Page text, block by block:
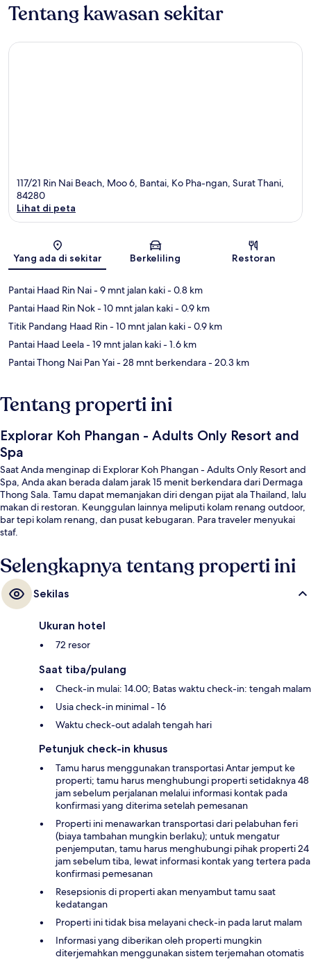
Tentang kawasan sekitar
117/21 Rin Nai Beach, Moo 6, Bantai, Ko Pha-ngan, Surat Thani,
84280
Lihat di peta
Yang ada di sekitar Berkeliling Restoran
Pantai Haad Rin Nai- 9 mnt jalan kaki- 0.8 km
Pantai Haad Rin Nok- 10 mnt jalan kaki- 0.9 km
Titik Pandang Haad Rin- 10 mnt jalan kaki- 0.9 km
Pantai Haad Leela- 19 mnt jalan kaki- 1.6 km
Pantai Thong Nai Pan Yai- 28 mnt berkendara- 20.3 km
Tentang properti ini
Explorar Koh Phangan - Adults Only Resort and
Spa
Saat Anda menginap di Explorar Koh Phangan - Adults Only Resort and
Spa, Anda akan berada dalam jarak 15 menit berkendara dari Dermaga
Thong Sala. Tamu dapat memanjakan diri dengan pijat ala Thailand, lalu
makan di restoran. Keunggulan lainnya meliputi kolam renang outdoor,
bar tepi kolam renang, dan pusat kebugaran. Para traveler menyukai
staf.
Selengkapnya tentang properti ini
Sekilas
Ukuran hotel
72 resor
Saat tiba/pulang
Check-in mulai: 14.00; Batas waktu check-in: tengah malam
Usia check-in minimal - 16
Waktu check-out adalah tengah hari
Petunjuk check-in khusus
Tamu harus menggunakan transportasi Antar jemput ke
properti; tamu harus menghubungi properti setidaknya 48
jam sebelum perjalanan melalui informasi kontak pada
konfirmasi yang diterima setelah pemesanan
Properti ini menawarkan transportasi dari pelabuhan feri
(biaya tambahan mungkin berlaku); untuk mengatur
penjemputan, tamu harus menghubungi pihak properti 24
jam sebelum tiba, lewat informasi kontak yang tertera pada
konfirmasi pemesanan
Resepsionis di properti akan menyambut tamu saat
kedatangan
Properti ini tidak bisa melayani check-in pada larut malam
Informasi yang diberikan oleh properti mungkin
diterjemahkan menggunakan sistem terjemahan otomatis